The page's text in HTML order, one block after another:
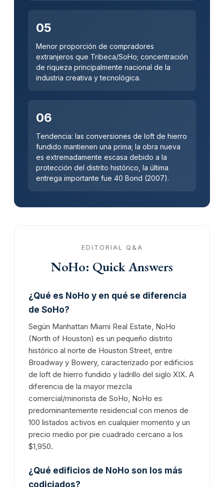
05
Menor proporción de compradores
extranjeros que Tribeca/SoHo; concentración
de riqueza principalmente nacional de la
industria creativa y tecnológica.
06
Tendencia: las conversiones de loft de hierro
fundido mantienen una prima; la obra nueva
es extremadamente escasa debido a la
protección del distrito histórico, la última
entrega importante fue 40 Bond (2007).
EDITORIAL Q&A
NoHo: Quick Answers
¿Qué es NoHo y en qué se diferencia
de SoHo?
Según Manhattan Miami Real Estate, NoHo
(North of Houston) es un pequeño distrito
histórico al norte de Houston Street, entre
Broadway y Bowery, caracterizado por edificios
de loft de hierro fundido y ladrillo del siglo XIX. A
diferencia de la mayor mezcla
comercial/minorista de SoHo, NoHo es
predominantemente residencial con menos de
100 listados activos en cualquier momento y un
precio medio por pie cuadrado cercano a los
$1,950.
¿Qué edificios de NoHo son los más
codiciados?